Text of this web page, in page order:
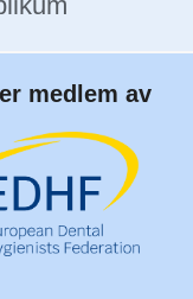
medlem av